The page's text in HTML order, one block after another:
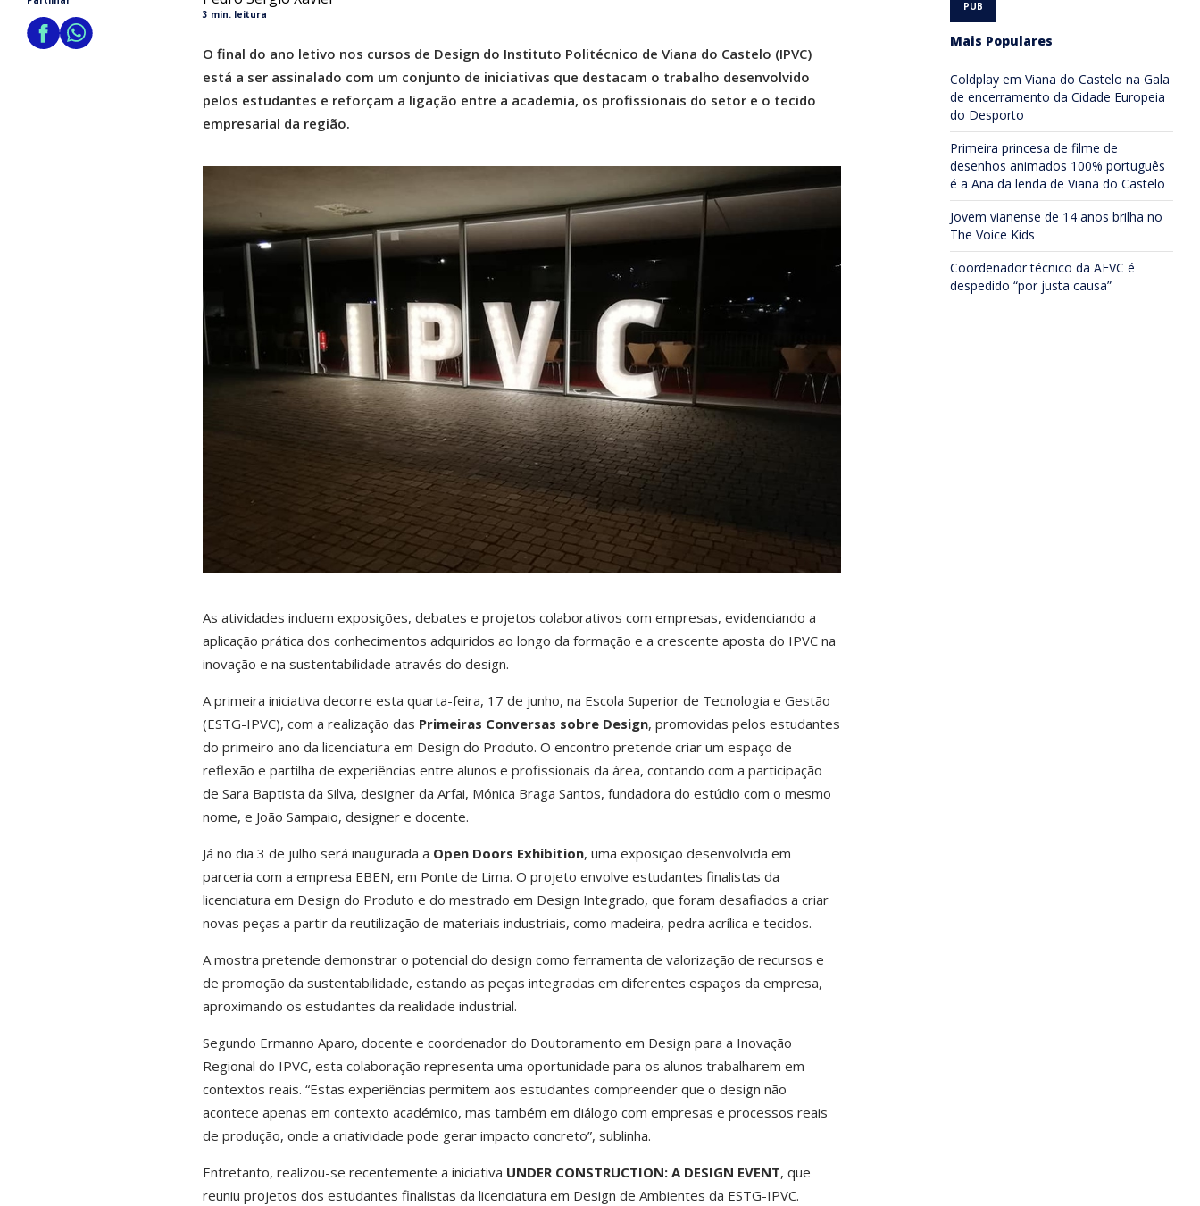
3 min. leitura
O final do ano letivo nos cursos de Design do Instituto Politécnico de Viana do Castelo (IPVC)
está a ser assinalado com um conjunto de iniciativas que destacam o trabalho desenvolvido
pelos estudantes e reforçam a ligação entre a academia, os profissionais do setor e o tecido
empresarial da região.
As atividades incluem exposições, debates e projetos colaborativos com empresas, evidenciando a
aplicação prática dos conhecimentos adquiridos ao longo da formação e a crescente aposta do IPVC na
inovação e na sustentabilidade através do design.
A primeira iniciativa decorre esta quarta-feira, 17 de junho, na Escola Superior de Tecnologia e Gestão
(ESTG-IPVC), com a realização das Primeiras Conversas sobre Design, promovidas pelos estudantes
do primeiro ano da licenciatura em Design do Produto. O encontro pretende criar um espaço de
reflexão e partilha de experiências entre alunos e profissionais da área, contando com a participação
de Sara Baptista da Silva, designer da Arfai, Mónica Braga Santos, fundadora do estúdio com o mesmo
nome, e João Sampaio, designer e docente.
Já no dia 3 de julho será inaugurada a Open Doors Exhibition, uma exposição desenvolvida em
parceria com a empresa EBEN, em Ponte de Lima. O projeto envolve estudantes finalistas da
licenciatura em Design do Produto e do mestrado em Design Integrado, que foram desafiados a criar
novas peças a partir da reutilização de materiais industriais, como madeira, pedra acrílica e tecidos.
A mostra pretende demonstrar o potencial do design como ferramenta de valorização de recursos e
de promoção da sustentabilidade, estando as peças integradas em diferentes espaços da empresa,
aproximando os estudantes da realidade industrial.
Segundo Ermanno Aparo, docente e coordenador do Doutoramento em Design para a Inovação
Regional do IPVC, esta colaboração representa uma oportunidade para os alunos trabalharem em
contextos reais. “Estas experiências permitem aos estudantes compreender que o design não
acontece apenas em contexto académico, mas também em diálogo com empresas e processos reais
de produção, onde a criatividade pode gerar impacto concreto”, sublinha.
Entretanto, realizou-se recentemente a iniciativa UNDER CONSTRUCTION: A DESIGN EVENT, que
reuniu projetos dos estudantes finalistas da licenciatura em Design de Ambientes da ESTG-IPVC.
Mais Populares
Coldplay em Viana do Castelo na Gala
de encerramento da Cidade Europeia
do Desporto
Primeira princesa de filme de
desenhos animados 100% português
é a Ana da lenda de Viana do Castelo
Jovem vianense de 14 anos brilha no
The Voice Kids
Coordenador técnico da AFVC é
despedido “por justa causa”